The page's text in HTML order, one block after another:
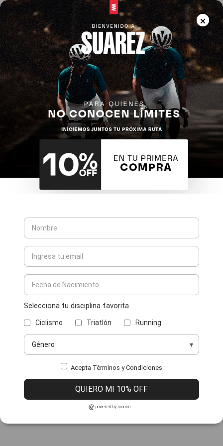
Selecciona tu disciplina favorita
Ciclismo Triatlón Running
Acepta Términos y Condiciones
QUIERO MI 10% OFF
powered by icomm